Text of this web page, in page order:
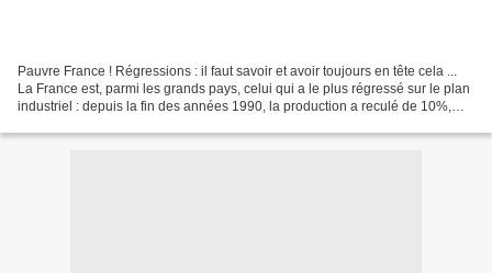
Pauvre France ! Régressions : il faut savoir et avoir toujours en tête cela ...
La France est, parmi les grands pays, celui qui a le plus régressé sur le plan
industriel : depuis la fin des années 1990, la production a reculé de 10%,